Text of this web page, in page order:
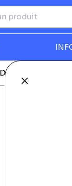
Fermer
DVD, Blu-ray